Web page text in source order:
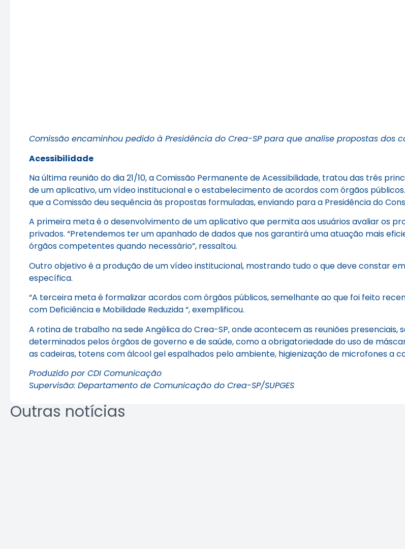
Comissão encaminhou pedido à Presidência do Crea-SP para que analise propostas dos
Acessibilidade
Na última reunião do dia 21/10, a Comissão Permanente de Acessibilidade, tratou das três
de um aplicativo, um vídeo institucional e o estabelecimento de acordos com órgãos
que a Comissão deu sequência às propostas formuladas, enviando para a Presidência do
A primeira meta é o desenvolvimento de um aplicativo que permita aos usuários avaliar os
privados. “Pretendemos ter um apanhado de dados que nos garantirá uma atuação mais
órgãos competentes quando necessário”, ressaltou.
Outro objetivo é a produção de um vídeo institucional, mostrando tudo o que deve constar
específica.
“A terceira meta é formalizar acordos com órgãos públicos, semelhante ao que foi feito
com Deficiência e Mobilidade Reduzida “, exemplificou.
A rotina de trabalho na sede Angélica do Crea-SP, onde acontecem as reuniões
determinados pelos órgãos de governo e de saúde, como a obrigatoriedade do uso de
as cadeiras, totens com álcool gel espalhados pelo ambiente, higienização de microfones a
Produzido por CDI Comunicação
Supervisão: Departamento de Comunicação do Crea-SP/SUPGES
Outras notícias